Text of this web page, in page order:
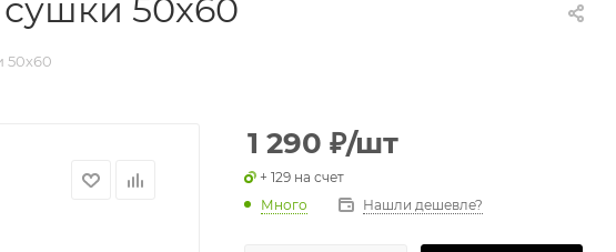
50х60
50х60
1 290 ₽/шт
+ 129 на счет
Много
Нашли дешевле?